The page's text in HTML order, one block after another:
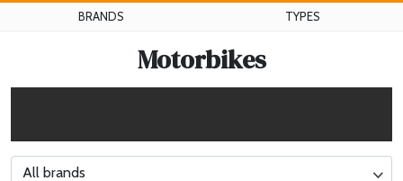
BRANDS TYPES
Motorbikes
All brands